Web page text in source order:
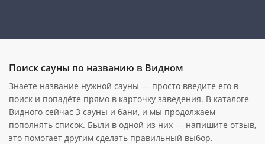
Поиск сауны по названию в Видном
Знаете название нужной сауны — просто введите его в
поиск и попадёте прямо в карточку заведения. В каталоге
Видного сейчас 3 сауны и бани, и мы продолжаем
пополнять список. Были в одной из них — напишите отзыв,
это помогает другим сделать правильный выбор.